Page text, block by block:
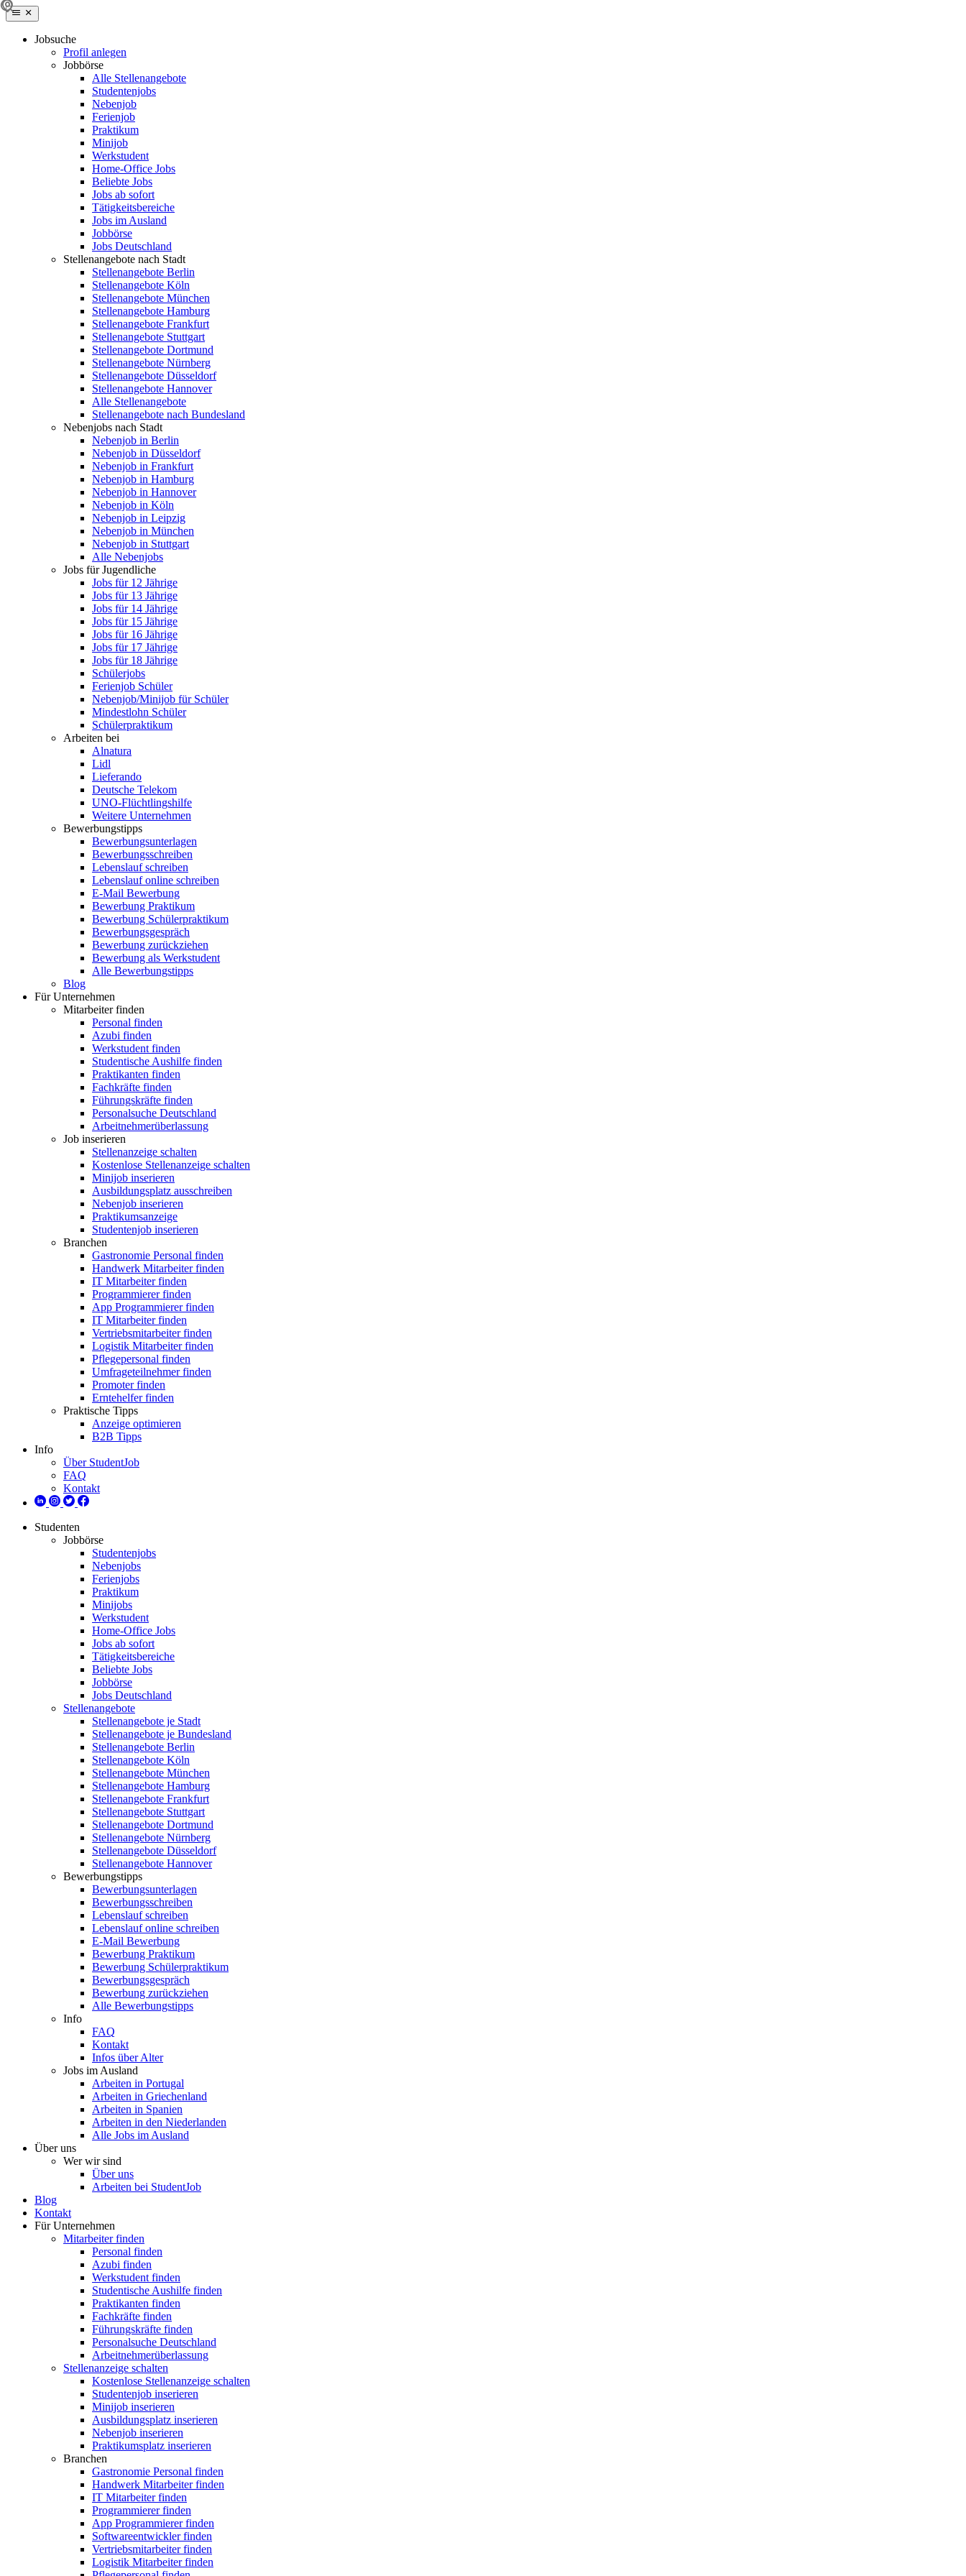
Jobsuche
Profil anlegen
Jobbörse
Alle Stellenangebote
Studentenjobs
Nebenjob
Ferienjob
Praktikum
Minijob
Werkstudent
Home-Office Jobs
Beliebte Jobs
Jobs ab sofort
Tätigkeitsbereiche
Jobs im Ausland
Jobbörse
Jobs Deutschland
Stellenangebote nach Stadt
Stellenangebote Berlin
Stellenangebote Köln
Stellenangebote München
Stellenangebote Hamburg
Stellenangebote Frankfurt
Stellenangebote Stuttgart
Stellenangebote Dortmund
Stellenangebote Nürnberg
Stellenangebote Düsseldorf
Stellenangebote Hannover
Alle Stellenangebote
Stellenangebote nach Bundesland
Nebenjobs nach Stadt
Nebenjob in Berlin
Nebenjob in Düsseldorf
Nebenjob in Frankfurt
Nebenjob in Hamburg
Nebenjob in Hannover
Nebenjob in Köln
Nebenjob in Leipzig
Nebenjob in München
Nebenjob in Stuttgart
Alle Nebenjobs
Jobs für Jugendliche
Jobs für 12 Jährige
Jobs für 13 Jährige
Jobs für 14 Jährige
Jobs für 15 Jährige
Jobs für 16 Jährige
Jobs für 17 Jährige
Jobs für 18 Jährige
Schülerjobs
Ferienjob Schüler
Nebenjob/Minijob für Schüler
Mindestlohn Schüler
Schülerpraktikum
Arbeiten bei
Alnatura
Lidl
Lieferando
Deutsche Telekom
UNO-Flüchtlingshilfe
Weitere Unternehmen
Bewerbungstipps
Bewerbungsunterlagen
Bewerbungsschreiben
Lebenslauf schreiben
Lebenslauf online schreiben
E-Mail Bewerbung
Bewerbung Praktikum
Bewerbung Schülerpraktikum
Bewerbungsgespräch
Bewerbung zurückziehen
Bewerbung als Werkstudent
Alle Bewerbungstipps
Blog
Für Unternehmen
Mitarbeiter finden
Personal finden
Azubi finden
Werkstudent finden
Studentische Aushilfe finden
Praktikanten finden
Fachkräfte finden
Führungskräfte finden
Personalsuche Deutschland
Arbeitnehmerüberlassung
Job inserieren
Stellenanzeige schalten
Kostenlose Stellenanzeige schalten
Minijob inserieren
Ausbildungsplatz ausschreiben
Nebenjob inserieren
Praktikumsanzeige
Studentenjob inserieren
Branchen
Gastronomie Personal finden
Handwerk Mitarbeiter finden
IT Mitarbeiter finden
Programmierer finden
App Programmierer finden
IT Mitarbeiter finden
Vertriebsmitarbeiter finden
Logistik Mitarbeiter finden
Pflegepersonal finden
Umfrageteilnehmer finden
Promoter finden
Erntehelfer finden
Praktische Tipps
Anzeige optimieren
B2B Tipps
Info
Über StudentJob
FAQ
Kontakt
Studenten
Jobbörse
Studentenjobs
Nebenjobs
Ferienjobs
Praktikum
Minijobs
Werkstudent
Home-Office Jobs
Jobs ab sofort
Tätigkeitsbereiche
Beliebte Jobs
Jobbörse
Jobs Deutschland
Stellenangebote
Stellenangebote je Stadt
Stellenangebote je Bundesland
Stellenangebote Berlin
Stellenangebote Köln
Stellenangebote München
Stellenangebote Hamburg
Stellenangebote Frankfurt
Stellenangebote Stuttgart
Stellenangebote Dortmund
Stellenangebote Nürnberg
Stellenangebote Düsseldorf
Stellenangebote Hannover
Bewerbungstipps
Bewerbungsunterlagen
Bewerbungsschreiben
Lebenslauf schreiben
Lebenslauf online schreiben
E-Mail Bewerbung
Bewerbung Praktikum
Bewerbung Schülerpraktikum
Bewerbungsgespräch
Bewerbung zurückziehen
Alle Bewerbungstipps
Info
FAQ
Kontakt
Infos über Alter
Jobs im Ausland
Arbeiten in Portugal
Arbeiten in Griechenland
Arbeiten in Spanien
Arbeiten in den Niederlanden
Alle Jobs im Ausland
Über uns
Wer wir sind
Über uns
Arbeiten bei StudentJob
Blog
Kontakt
Für Unternehmen
Mitarbeiter finden
Personal finden
Azubi finden
Werkstudent finden
Studentische Aushilfe finden
Praktikanten finden
Fachkräfte finden
Führungskräfte finden
Personalsuche Deutschland
Arbeitnehmerüberlassung
Stellenanzeige schalten
Kostenlose Stellenanzeige schalten
Studentenjob inserieren
Minijob inserieren
Ausbildungsplatz inserieren
Nebenjob inserieren
Praktikumsplatz inserieren
Branchen
Gastronomie Personal finden
Handwerk Mitarbeiter finden
IT Mitarbeiter finden
Programmierer finden
App Programmierer finden
Softwareentwickler finden
Vertriebsmitarbeiter finden
Logistik Mitarbeiter finden